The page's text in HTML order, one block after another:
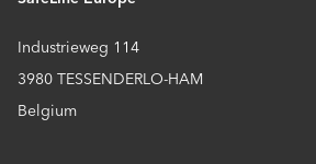
Industrieweg 114
3980 TESSENDERLO-HAM
Belgium